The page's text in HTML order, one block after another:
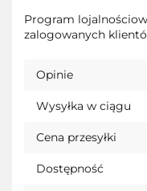
Program
zalogowanych
Opinie
Wysyłka w ciągu
Cena przesyłki
Dostępność